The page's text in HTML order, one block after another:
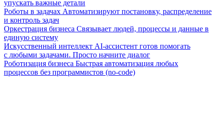
упускать важные детали
Роботы в задачах Автоматизируют постановку, распределение
и контроль задач
Оркестрация бизнеса Связывает людей, процессы и данные в
единую систему
Искусственный интеллект AI-ассистент готов помогать
с любыми задачами. Просто начните диалог
Роботизация бизнеса Быстрая автоматизация любых
процессов без программистов (no-code)